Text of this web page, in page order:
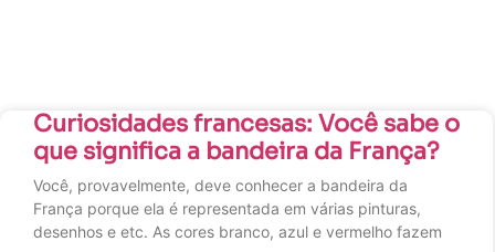
Curiosidades francesas: Você sabe o
que significa a bandeira da França?
Você, provavelmente, deve conhecer a bandeira da
França porque ela é representada em várias pinturas,
desenhos e etc. As cores branco, azul e vermelho fazem